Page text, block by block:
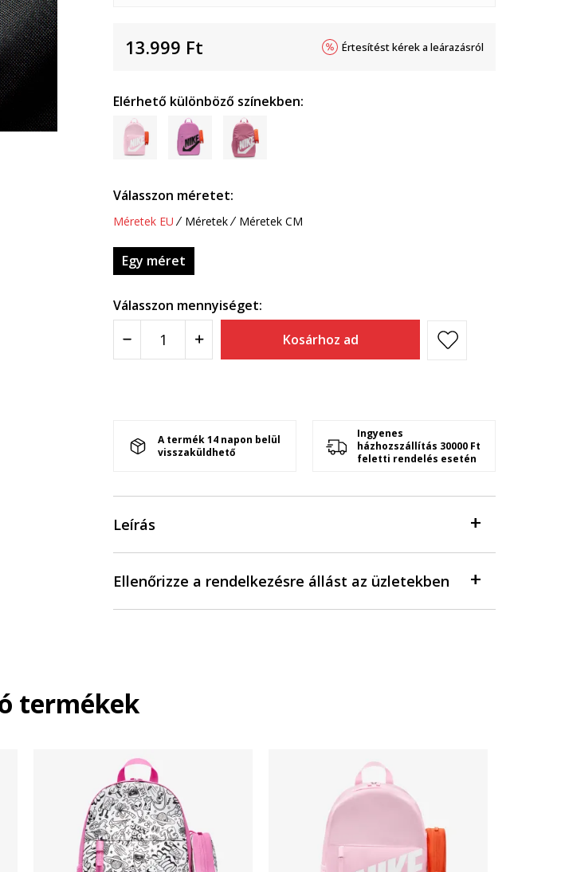
13.999 Ft Értesítést kérek a leárazásról
Elérhető különböző színekben:
Válasszon méretet:
Méretek EU Méretek Méretek CM
Egy méret
Válasszon mennyiséget:
Kosárhoz ad
A termék 14 napon belül
visszaküldhető
Ingyenes
házhozszállítás 30000 Ft
feletti rendelés esetén
Leírás
Ellenőrizze a rendelkezésre állást az üzletekben
termékek